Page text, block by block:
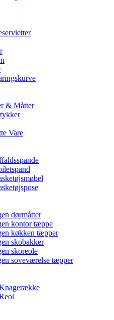
& Måtter
Vare
dørmåtter
kontor tæppe
køkken tæpper
skobakker
skoreole
soveværelse tæpper